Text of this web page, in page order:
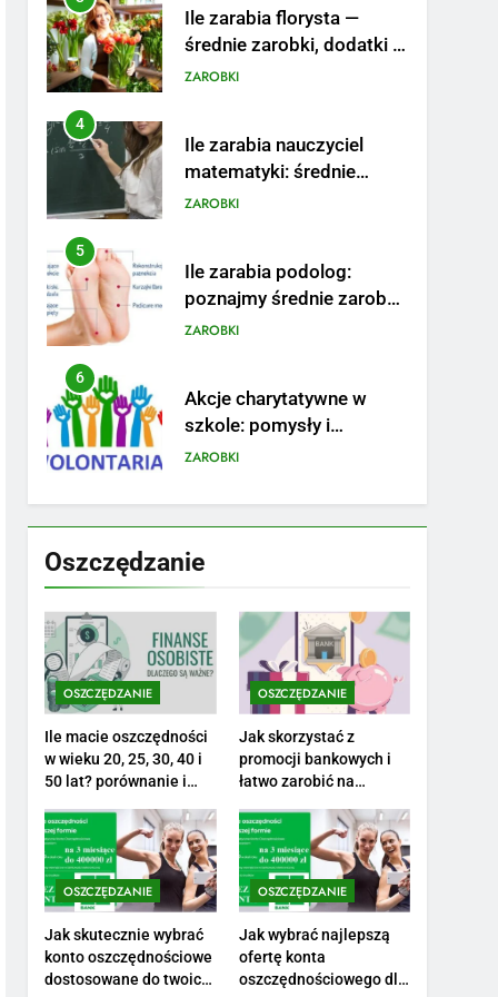
Ile zarabia florysta —
średnie zarobki, dodatki i
sposoby na podwyżkę
ZAROBKI
4
Ile zarabia nauczyciel
matematyki: średnie
zarobki, dodatki i
ZAROBKI
5
Ile zarabia podolog:
poznajmy średnie zarobki
na tym stanowisku
ZAROBKI
6
Akcje charytatywne w
szkole: pomysły i
przykłady, które
ZAROBKI
7
Jak przygotować się
finansowo na narodziny
jak zaplanować budżet
PORADY
8
Netflix tagger — czym
jest, opinie i zarobki
PRACA
1
Ile zarabia striptizer:
poznaj aktualne stawki
męskiego striptizera
ZAROBKI
2
Ile zarabia psycholog
szkolny: poznaj średnie
zarobki na tym
stanowisku
ZAROBKI
Oszczędzanie
OSZCZĘDZANIE
Ile macie oszczędności
w wieku 20, 25, 30, 40 i
50 lat? porównanie i
OSZCZĘDZANIE
Jak skorzystać z
promocji bankowych i
łatwo zarobić na
OSZCZĘDZANIE
Jak skutecznie wybrać
konto oszczędnościowe
dostosowane do twoich
OSZCZĘDZANIE
Jak wybrać najlepszą
ofertę konta
oszczędnościowego dla